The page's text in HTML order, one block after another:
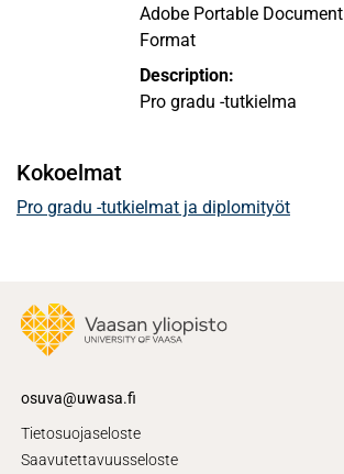
Adobe Portable Document
Format
Description:
Pro gradu -tutkielma
Kokoelmat
Pro gradu -tutkielmat ja diplomityöt
osuva@uwasa.fi
Tietosuojaseloste
Saavutettavuusseloste